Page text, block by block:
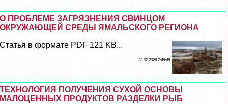
О ПРОБЛЕМЕ ЗАГРЯЗНЕНИЯ СВИНЦОМ
ОКРУЖАЮЩЕЙ СРЕДЫ ЯМАЛЬСКОГО РЕГИОНА
Статья в формате PDF 121 KB...
22 07 2026 7:46:48
ТЕХНОЛОГИЯ ПОЛУЧЕНИЯ СУХОЙ ОСНОВЫ
МАЛОЦЕННЫХ ПРОДУКТОВ РАЗДЕЛКИ РЫБ